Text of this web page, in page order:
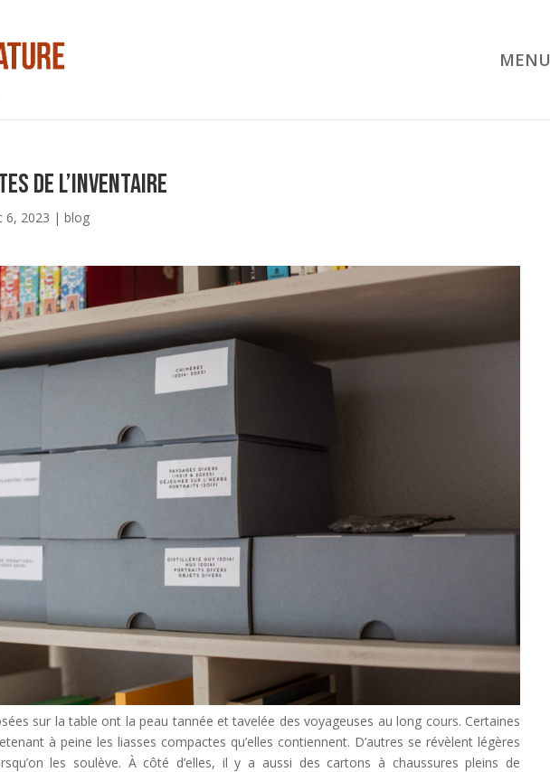
MENU
de l’inventaire
6, 2023 |blog
sur la table ont la peau tannée et tavelée des voyageuses au long cours. Certaines
à peine les liasses compactes qu’elles contiennent. D’autres se révèlent légères
les soulève. À côté d’elles, il y a aussi des cartons à chaussures pleins de